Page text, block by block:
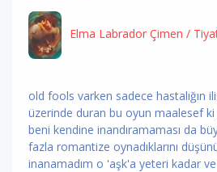
Elma Labrador Çimen /
old fools varken sadece hastalığın
üzerinde duran bu oyun maalesef ki
beni kendine inandıramaması da
fazla romantize oynadıklarını
inanamadım o 'aşk'a yeteri kadar